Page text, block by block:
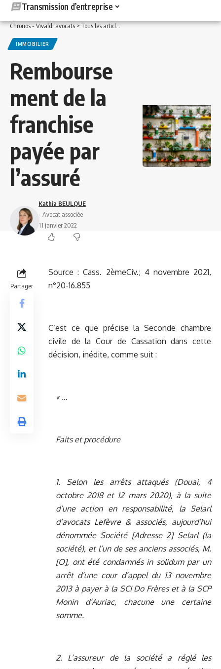
Transmission d’entreprise
Chronos - Vivaldi avocats>Tous les articles >Immobilier>Remboursement de la
IMMOBILIER
Rembourse
ment de la
franchise
payée par
l’assuré
Kathia BEULQUE
- Avocat associée
11 janvier 2022
Partager
Source :Cass. 2èmeCiv.; 4 novembre 2021,
n°20-16.855
C’est ce que précise la Seconde chambre
civile de la Cour de Cassation dans cette
décision, inédite, comme suit :
« …
Faits et procédure
1. Selon les arrêts attaqués (Douai, 4
octobre 2018 et 12 mars 2020), à la suite
d’une action en responsabilité, la Selarl
d’avocats Lefèvre & associés, aujourd’hui
dénommée Société [Adresse 2] Selarl (la
société), et l’un de ses anciens associés, M.
[O], ont été condamnés in solidum par un
arrêt d’une cour d’appel du 13 novembre
2013 à payer à la SCI Do Frères et à la SCP
Monin d’Auriac, chacune une certaine
somme.
2. L’assureur de la société a réglé les